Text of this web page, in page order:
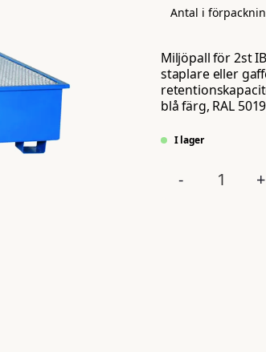
Antal i
Miljöpall för 2st
staplare eller
blå färg, RAL
I lager
- +